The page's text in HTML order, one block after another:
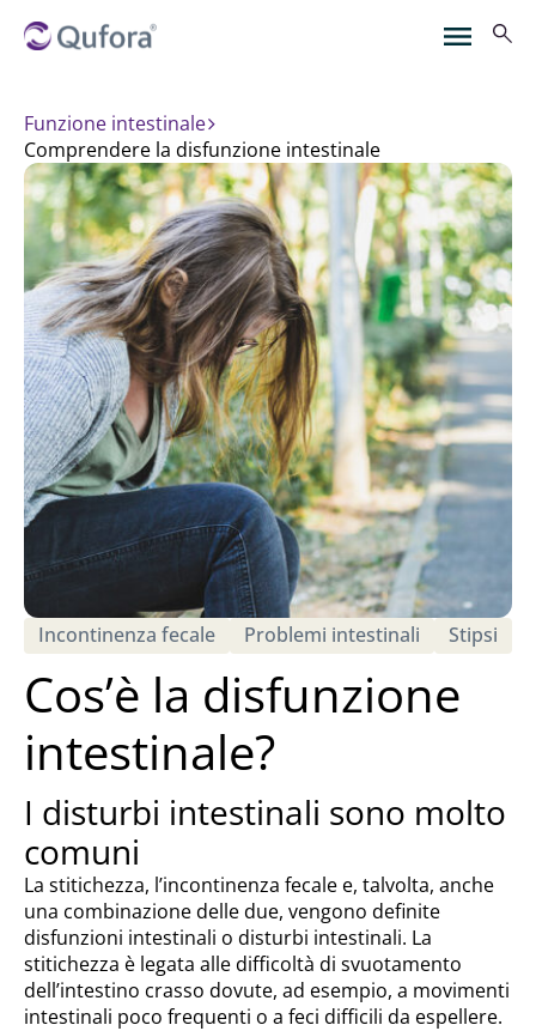
Funzione intestinale
comprendere la disfunzione intestinale
Incontinenza fecale Problemi intestinali Stipsi
Cos’è la disfunzione
intestinale?
I disturbi intestinali sono molto
comuni
La stitichezza, l’incontinenza fecale e, talvolta, anche
una combinazione delle due, vengono definite
disfunzioni intestinali o disturbi intestinali. La
stitichezza è legata alle difficoltà di svuotamento
dell’intestino crasso dovute, ad esempio, a movimenti
intestinali poco frequenti o a feci difficili da espellere.